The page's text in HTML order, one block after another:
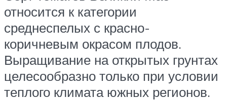
относится к категории
среднеспелых с красно-
коричневым окрасом плодов.
Выращивание на открытых грунтах
целесообразно только при условии
теплого климата южных регионов.